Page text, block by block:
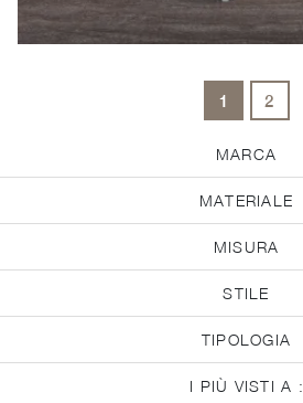
MARCA
MATERIALE
MISURA
STILE
TIPOLOGIA
I PIÙ VISTI A :
1 2